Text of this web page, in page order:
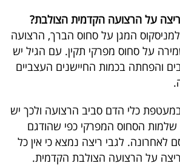
על הרצועה הקדמית הצולבת?
המגן על סחוס הברך, הרצועה
על סחוס מפרקי תקין. עם הגיל יש
והפחתה בכמות החיישנים העצביים
כלי הדם סביב הרצועה ולכך יש
הסחוס המפרקי כפי שהודגם
לאחרונה. לגבי ריצה נמצא כי אין כל
על הרצועה הצולבת הקדמית.